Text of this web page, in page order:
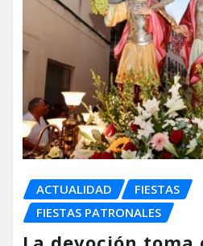
ACTUALIDAD
FIESTAS
FIESTAS PATRONALES